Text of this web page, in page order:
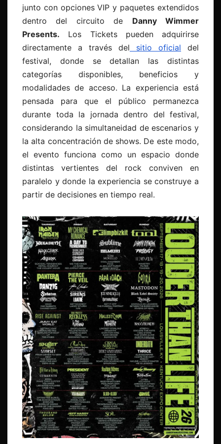
junto con opciones VIP y paquetes extendidos
dentro del circuito de Danny Wimmer
Presents. Los Tickets pueden adquirirse
directamente a través del sitio oficial del
festival, donde se detallan las distintas
categorías disponibles, beneficios y
modalidades de acceso. La experiencia está
pensada para que el público permanezca
durante toda la jornada dentro del festival,
considerando la simultaneidad de escenarios y
la alta concentración de shows. De este modo,
el evento funciona como un espacio donde
distintas vertientes del rock conviven en
paralelo y donde la experiencia se construye a
partir de decisiones en tiempo real.